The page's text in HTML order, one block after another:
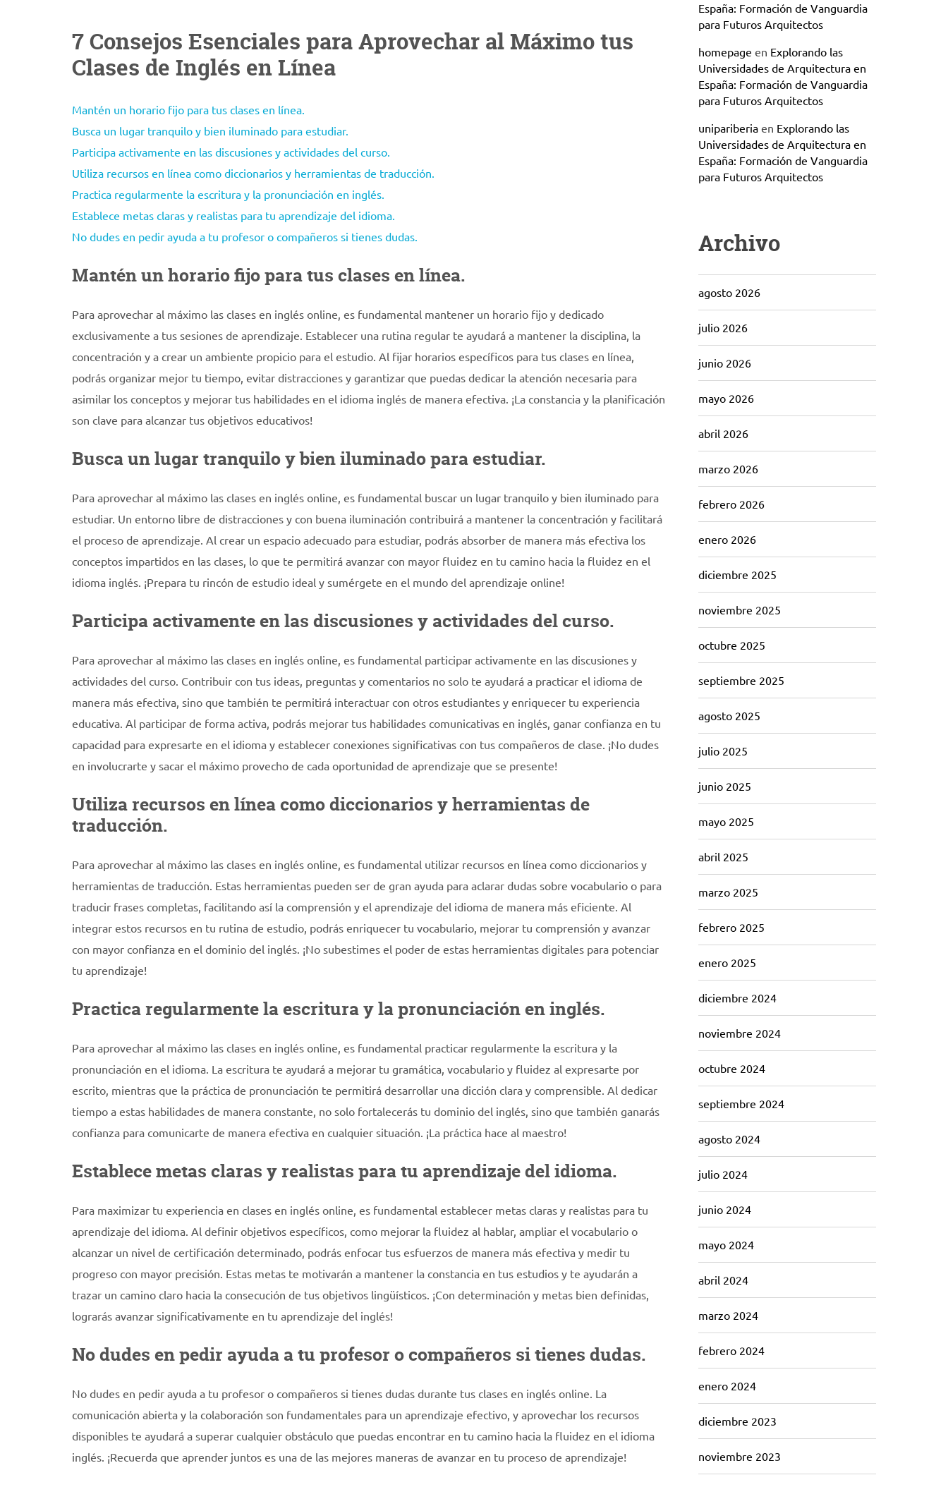
7 Consejos Esenciales para Aprovechar al Máximo tus
Clases de Inglés en Línea
Mantén un horario fijo para tus clases en línea.
Busca un lugar tranquilo y bien iluminado para estudiar.
Participa activamente en las discusiones y actividades del curso.
Utiliza recursos en línea como diccionarios y herramientas de traducción.
Practica regularmente la escritura y la pronunciación en inglés.
Establece metas claras y realistas para tu aprendizaje del idioma.
No dudes en pedir ayuda a tu profesor o compañeros si tienes dudas.
Mantén un horario fijo para tus clases en línea.
Para aprovechar al máximo las clases en inglés online, es fundamental mantener un horario fijo y dedicado
exclusivamente a tus sesiones de aprendizaje. Establecer una rutina regular te ayudará a mantener la disciplina, la
concentración y a crear un ambiente propicio para el estudio. Al fijar horarios específicos para tus clases en línea,
podrás organizar mejor tu tiempo, evitar distracciones y garantizar que puedas dedicar la atención necesaria para
asimilar los conceptos y mejorar tus habilidades en el idioma inglés de manera efectiva. ¡La constancia y la planificación
son clave para alcanzar tus objetivos educativos!
Busca un lugar tranquilo y bien iluminado para estudiar.
Para aprovechar al máximo las clases en inglés online, es fundamental buscar un lugar tranquilo y bien iluminado para
estudiar. Un entorno libre de distracciones y con buena iluminación contribuirá a mantener la concentración y facilitará
el proceso de aprendizaje. Al crear un espacio adecuado para estudiar, podrás absorber de manera más efectiva los
conceptos impartidos en las clases, lo que te permitirá avanzar con mayor fluidez en tu camino hacia la fluidez en el
idioma inglés. ¡Prepara tu rincón de estudio ideal y sumérgete en el mundo del aprendizaje online!
Participa activamente en las discusiones y actividades del curso.
Para aprovechar al máximo las clases en inglés online, es fundamental participar activamente en las discusiones y
actividades del curso. Contribuir con tus ideas, preguntas y comentarios no solo te ayudará a practicar el idioma de
manera más efectiva, sino que también te permitirá interactuar con otros estudiantes y enriquecer tu experiencia
educativa. Al participar de forma activa, podrás mejorar tus habilidades comunicativas en inglés, ganar confianza en tu
capacidad para expresarte en el idioma y establecer conexiones significativas con tus compañeros de clase. ¡No dudes
en involucrarte y sacar el máximo provecho de cada oportunidad de aprendizaje que se presente!
Utiliza recursos en línea como diccionarios y herramientas de
traducción.
Para aprovechar al máximo las clases en inglés online, es fundamental utilizar recursos en línea como diccionarios y
herramientas de traducción. Estas herramientas pueden ser de gran ayuda para aclarar dudas sobre vocabulario o para
traducir frases completas, facilitando así la comprensión y el aprendizaje del idioma de manera más eficiente. Al
integrar estos recursos en tu rutina de estudio, podrás enriquecer tu vocabulario, mejorar tu comprensión y avanzar
con mayor confianza en el dominio del inglés. ¡No subestimes el poder de estas herramientas digitales para potenciar
tu aprendizaje!
Practica regularmente la escritura y la pronunciación en inglés.
Para aprovechar al máximo las clases en inglés online, es fundamental practicar regularmente la escritura y la
pronunciación en el idioma. La escritura te ayudará a mejorar tu gramática, vocabulario y fluidez al expresarte por
escrito, mientras que la práctica de pronunciación te permitirá desarrollar una dicción clara y comprensible. Al dedicar
tiempo a estas habilidades de manera constante, no solo fortalecerás tu dominio del inglés, sino que también ganarás
confianza para comunicarte de manera efectiva en cualquier situación. ¡La práctica hace al maestro!
Establece metas claras y realistas para tu aprendizaje del idioma.
Para maximizar tu experiencia en clases en inglés online, es fundamental establecer metas claras y realistas para tu
aprendizaje del idioma. Al definir objetivos específicos, como mejorar la fluidez al hablar, ampliar el vocabulario o
alcanzar un nivel de certificación determinado, podrás enfocar tus esfuerzos de manera más efectiva y medir tu
progreso con mayor precisión. Estas metas te motivarán a mantener la constancia en tus estudios y te ayudarán a
trazar un camino claro hacia la consecución de tus objetivos lingüísticos. ¡Con determinación y metas bien definidas,
lograrás avanzar significativamente en tu aprendizaje del inglés!
No dudes en pedir ayuda a tu profesor o compañeros si tienes dudas.
No dudes en pedir ayuda a tu profesor o compañeros si tienes dudas durante tus clases en inglés online. La
comunicación abierta y la colaboración son fundamentales para un aprendizaje efectivo, y aprovechar los recursos
disponibles te ayudará a superar cualquier obstáculo que puedas encontrar en tu camino hacia la fluidez en el idioma
inglés. ¡Recuerda que aprender juntos es una de las mejores maneras de avanzar en tu proceso de aprendizaje!
España: Formación de Vanguardia
para Futuros Arquitectos
homepage en Explorando las
Universidades de Arquitectura en
España: Formación de Vanguardia
para Futuros Arquitectos
unipariberiaen Explorando las
Universidades de Arquitectura en
España: Formación de Vanguardia
para Futuros Arquitectos
Archivo
agosto 2026
julio 2026
junio 2026
mayo 2026
abril 2026
marzo 2026
febrero 2026
enero 2026
diciembre 2025
noviembre 2025
octubre 2025
septiembre 2025
agosto 2025
julio 2025
junio 2025
mayo 2025
abril 2025
marzo 2025
febrero 2025
enero 2025
diciembre 2024
noviembre 2024
octubre 2024
septiembre 2024
agosto 2024
julio 2024
junio 2024
mayo 2024
abril 2024
marzo 2024
febrero 2024
enero 2024
diciembre 2023
noviembre 2023